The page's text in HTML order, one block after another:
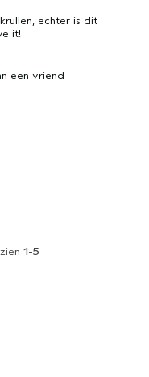
echter is dit
it!
een vriend
1-5